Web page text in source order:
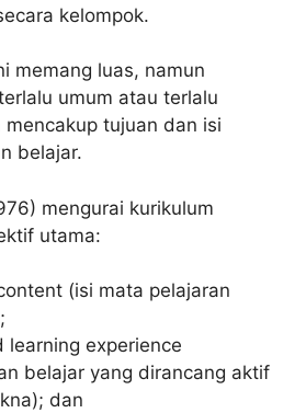
kelompok.
memang luas, namun
umum atau terlalu
tujuan dan isi
belajar.
mengurai kurikulum
utama:
(isi mata pelajaran
learning experience
belajar yang dirancang aktif
dan